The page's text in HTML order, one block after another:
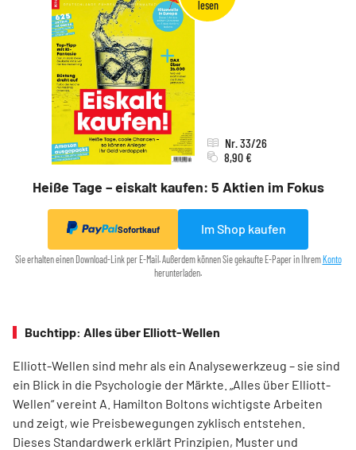
Heiße Tage – eiskalt kaufen: 5 Aktien im Fokus
Nr. 33/26
8,90 €
Sofortkauf Im Shop kaufen
Sie erhalten einen Download-Link per E-Mail. Außerdem können Sie gekaufte E-Paper in IhremKonto
herunterladen.
Buchtipp: Alles über Elliott-Wellen
Elliott-Wellen sind mehr als ein Analysewerkzeug – sie sind
ein Blick in die Psychologie der Märkte. „Alles über Elliott-
Wellen“ vereint A. Hamilton Boltons wichtigste Arbeiten
und zeigt, wie Preisbewegungen zyklisch entstehen.
Dieses Standardwerk erklärt Prinzipien, Muster und